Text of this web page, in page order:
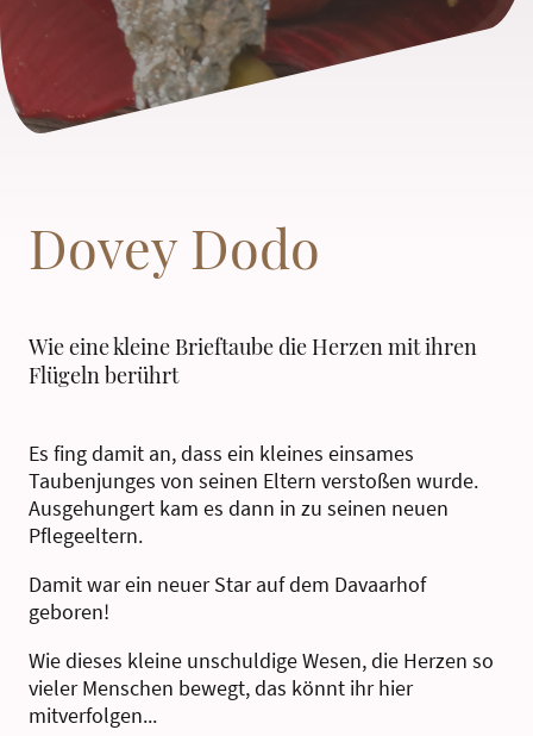
Dovey Dodo
Wie eine kleine Brieftaube die Herzen mit ihren
Flügeln berührt
Es fing damit an, dass ein kleines einsames
Taubenjunges von seinen Eltern verstoßen wurde.
Ausgehungert kam es dann in zu seinen neuen
Pflegeeltern.
Damit war ein neuer Star auf dem Davaarhof
geboren!
Wie dieses kleine unschuldige Wesen, die Herzen so
vieler Menschen bewegt, das könnt ihr hier
mitverfolgen...